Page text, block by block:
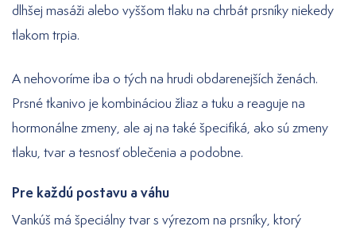
dlhšej masáži alebo vyššom tlaku na chrbát prsníky niekedy
tlakom trpia.
A nehovoríme iba o tých na hrudi obdarenejších ženách.
Prsné tkanivo je kombináciou žliaz a tuku a reaguje na
hormonálne zmeny, ale aj na také špecifiká, ako sú zmeny
tlaku, tvar a tesnosť oblečenia a podobne.
Pre každú postavu a váhu
Vankúš má špeciálny tvar s výrezom na prsníky, ktorý